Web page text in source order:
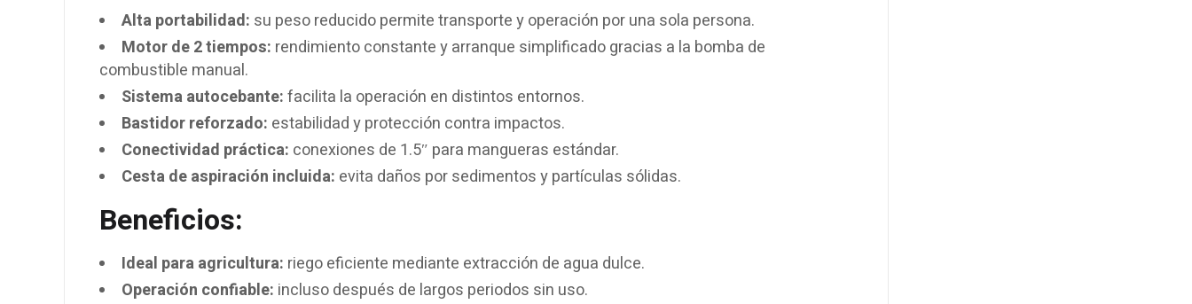
Alta portabilidad: su peso reducido permite transporte y operación por una sola persona.
Motor de 2 tiempos: rendimiento constante y arranque simplificado gracias a la bomba de
combustible manual.
Sistema autocebante:facilita la operación en distintos entornos.
Bastidor reforzado: estabilidad y protección contra impactos.
Conectividad práctica: conexiones de 1.5″ para mangueras estándar.
Cesta de aspiración incluida: evita daños por sedimentos y partículas sólidas.
Beneficios:
Ideal para agricultura: riego eficiente mediante extracción de agua dulce.
Operación confiable: incluso después de largos periodos sin uso.